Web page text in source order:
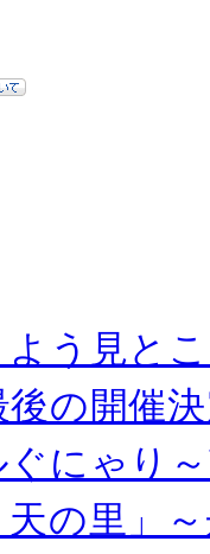
う見と
後の開催
にゃり
の里」～